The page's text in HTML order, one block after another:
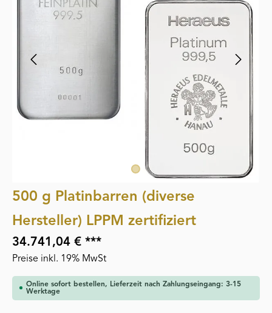
500 g Platinbarren (diverse
Hersteller) LPPM zertifiziert
34.741,04 € ***
Preise inkl. 19% MwSt
Online sofort bestellen, Lieferzeit nach Zahlungseingang: 3-15
Werktage